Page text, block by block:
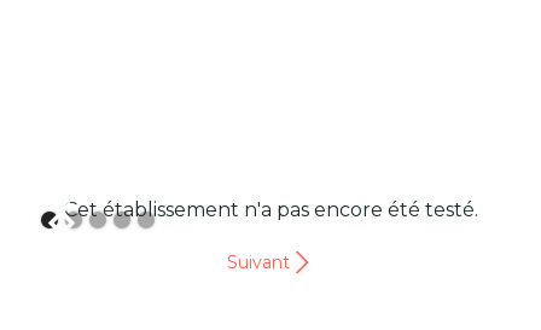
Cet établissement n'a pas encore été testé.
Suivant